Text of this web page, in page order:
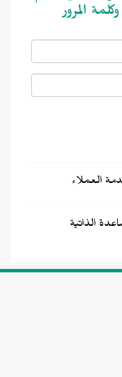
المرور
العملاء
الذاتية